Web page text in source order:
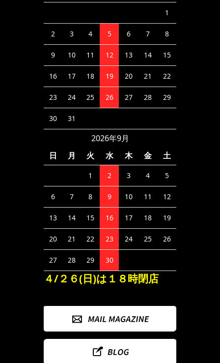
1
2 3 4 5 6 7 8
9 10 11 12 13 14 15
16 17 18 19 20 21 22
23 24 25 26 27 28 29
30 31
2026年9月
日
月 火 水 木 金 土
1 2 3 4 5
6 7 8 9 10 11 12
13 14 15 16 17 18 19
20 21 22 23 24 25 26
27 28 29 30
４/２６(日)は１８時閉店